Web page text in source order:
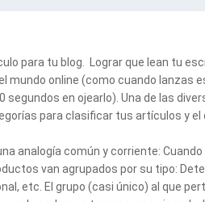
para tu blog. Lograr que lean tu
mundo online (como cuando lanzas
en ojearlo). Una de las
para clasificar tus artículos y el
analogía común y corriente: Cuando
van agrupados por su tipo:
etc. El grupo (casi único) al que